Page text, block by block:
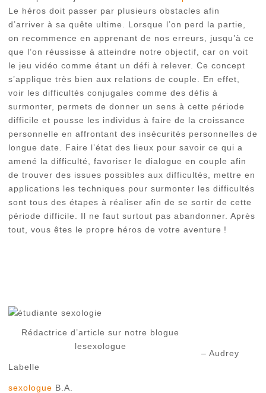
Le héros doit passer par plusieurs obstacles afin
d’arriver à sa quête ultime. Lorsque l’on perd la partie,
on recommence en apprenant de nos erreurs, jusqu’à ce
que l’on réussisse à atteindre notre objectif, car on voit
le jeu vidéo comme étant un défi à relever. Ce concept
s’applique très bien aux relations de couple. En effet,
voir les difficultés conjugales comme des défis à
surmonter, permets de donner un sens à cette période
difficile et pousse les individus à faire de la croissance
personnelle en affrontant des insécurités personnelles de
longue date. Faire l’état des lieux pour savoir ce qui a
amené la difficulté, favoriser le dialogue en couple afin
de trouver des issues possibles aux difficultés, mettre en
applications les techniques pour surmonter les difficultés
sont tous des étapes à réaliser afin de se sortir de cette
période difficile. Il ne faut surtout pas abandonner. Après
tout, vous êtes le propre héros de votre aventure !
Rédactrice d’article sur notre blogue
lesexologue
– Audrey
Labelle
sexologue B.A.